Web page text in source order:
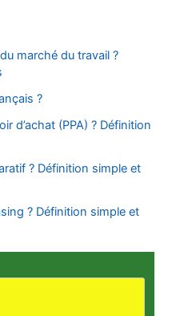
marché du travail ?
?
d’achat (PPA) ? Définition
? Définition simple et
? Définition simple et